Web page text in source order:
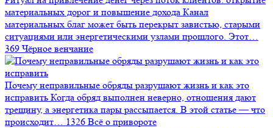
материальных дорог и повышение дохода Канал
материальных благ может быть перекрыт завистью, старыми
ситуациями или энергетическими узлами прошлого. Этот…
369 Чёрное венчание
Почему неправильные обряды разрушают жизнь и как это
исправить Когда обряд выполнен неверно, отношения дают
трещину, а энергетика пары рассыпается. В этой статье — что
происходит… 1326 Всё о привороте